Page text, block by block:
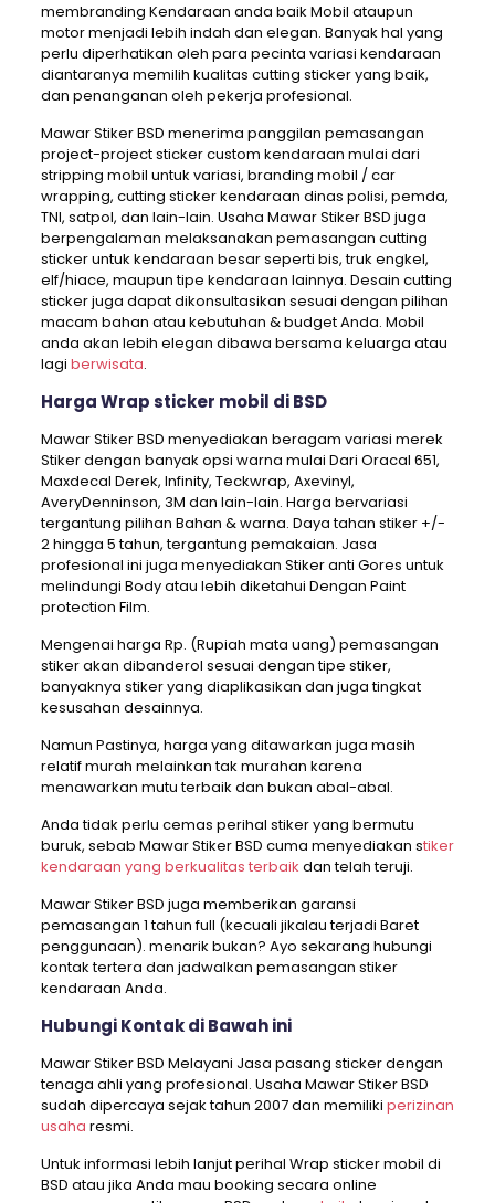
membranding Kendaraan anda baik Mobil ataupun
motor menjadi lebih indah dan elegan. Banyak hal yang
perlu diperhatikan oleh para pecinta variasi kendaraan
diantaranya memilih kualitas cutting sticker yang baik,
dan penanganan oleh pekerja profesional.
Mawar Stiker BSD menerima panggilan pemasangan
project-project sticker custom kendaraan mulai dari
stripping mobil untuk variasi, branding mobil / car
wrapping, cutting sticker kendaraan dinas polisi, pemda,
TNI, satpol, dan lain-lain. Usaha Mawar Stiker BSD juga
berpengalaman melaksanakan pemasangan cutting
sticker untuk kendaraan besar seperti bis, truk engkel,
elf/hiace, maupun tipe kendaraan lainnya. Desain cutting
sticker juga dapat dikonsultasikan sesuai dengan pilihan
macam bahan atau kebutuhan & budget Anda. Mobil
anda akan lebih elegan dibawa bersama keluarga atau
lagi berwisata.
Harga Wrap sticker mobil di BSD
Mawar Stiker BSD menyediakan beragam variasi merek
Stiker dengan banyak opsi warna mulai Dari Oracal 651,
Maxdecal Derek, Infinity, Teckwrap, Axevinyl,
AveryDenninson, 3M dan lain-lain. Harga bervariasi
tergantung pilihan Bahan & warna. Daya tahan stiker +/-
2 hingga 5 tahun, tergantung pemakaian. Jasa
profesional ini juga menyediakan Stiker anti Gores untuk
melindungi Body atau lebih diketahui Dengan Paint
protection Film.
Mengenai harga Rp. (Rupiah mata uang) pemasangan
stiker akan dibanderol sesuai dengan tipe stiker,
banyaknya stiker yang diaplikasikan dan juga tingkat
kesusahan desainnya.
Namun Pastinya, harga yang ditawarkan juga masih
relatif murah melainkan tak murahan karena
menawarkan mutu terbaik dan bukan abal-abal.
Anda tidak perlu cemas perihal stiker yang bermutu
buruk, sebab Mawar Stiker BSD cuma menyediakan stiker
kendaraan yang berkualitas terbaik dan telah teruji.
Mawar Stiker BSD juga memberikan garansi
pemasangan 1 tahun full (kecuali jikalau terjadi Baret
penggunaan). menarik bukan? Ayo sekarang hubungi
kontak tertera dan jadwalkan pemasangan stiker
kendaraan Anda.
Hubungi Kontak di Bawah ini
Mawar Stiker BSD Melayani Jasa pasang sticker dengan
tenaga ahli yang profesional. Usaha Mawar Stiker BSD
sudah dipercaya sejak tahun 2007 dan memiliki perizinan
usaha resmi.
Untuk informasi lebih lanjut perihal Wrap sticker mobil di
BSD atau jika Anda mau booking secara online